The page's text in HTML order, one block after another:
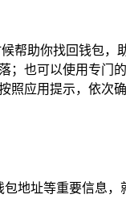
帮助你找回钱包，
；也可以使用专门
照应用提示，依次
地址等重要信息